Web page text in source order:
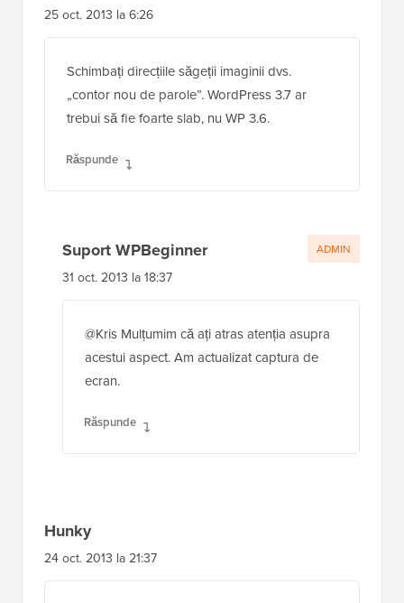
25 oct. 2013 la 6:26
Schimbați direcțiile săgeții imaginii dvs.
„contor nou de parole”. WordPress 3.7 ar
trebui să fie foarte slab, nu WP 3.6.
Răspunde
Suport WPBeginner
31 oct. 2013 la 18:37
@Kris Mulțumim că ați atras atenția asupra
acestui aspect. Am actualizat captura de
ecran.
Răspunde
ADMIN
Hunky
24 oct. 2013 la 21:37